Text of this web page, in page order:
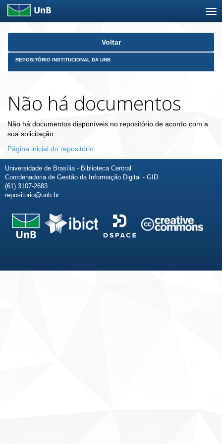
Skip
Voltar
REPOSITÓRIO INSTITUCIONAL DA UNB
Não há documentos
Não há documentos disponíveis no repositório de acordo com a
sua solicitação.
Página inicial do repositório
Universidade de Brasília - Biblioteca Central
Coordenadoria de Gestão da Informação Digital - GID
(61) 3107-2683
repositorio@unb.br